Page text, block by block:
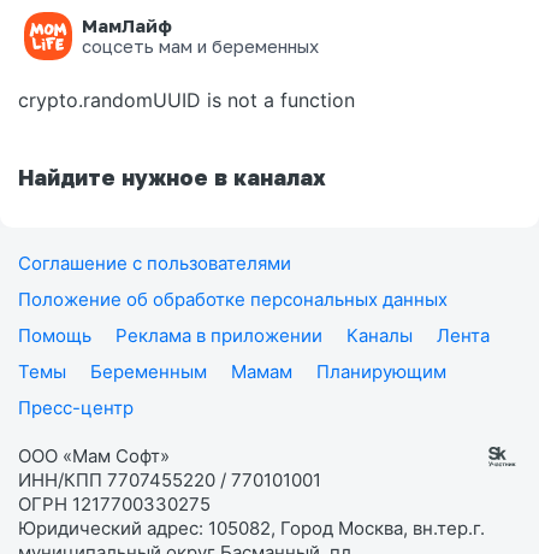
МамЛайф
соцсеть мам и беременных
Ошибка на странице
crypto.randomUUID is not a function
Найдите нужное в каналах
Соглашение с пользователями
Положение об обработке персональных данных
Помощь
Реклама в приложении Каналы
Лента
Темы
Беременным Мамам
Планирующим
Пресс-центр
ООО «Мам Софт»
ИНН/КПП 7707455220 / 770101001
ОГРН 1217700330275
Юридический адрес: 105082, Город Москва, вн.тер.г.